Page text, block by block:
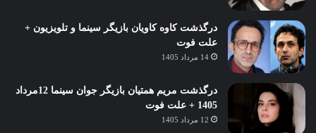
درگذشت کاوه کاویان بازیگر سینما و تلویزیون +
علت فوت
14 مرداد 1405
درگذشت مریم همتیان بازیگر جوان سینما 12مرداد
1405 + علت فوت
12 مرداد 1405